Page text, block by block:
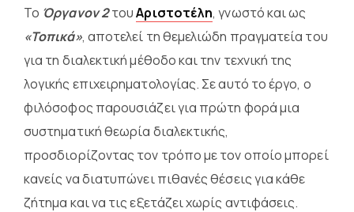
Το Όργανον 2τουΑριστοτέλη, γνωστό και ως
«Τοπικά», αποτελεί τη θεμελιώδη πραγματεία του
για τη διαλεκτική μέθοδο και την τεχνική της
λογικής επιχειρηματολογίας. Σε αυτό το έργο, ο
φιλόσοφος παρουσιάζει για πρώτη φορά μια
συστηματική θεωρία διαλεκτικής,
προσδιορίζοντας τον τρόπο με τον οποίο μπορεί
κανείς να διατυπώνει πιθανές θέσεις για κάθε
ζήτημα και να τις εξετάζει χωρίς αντιφάσεις.